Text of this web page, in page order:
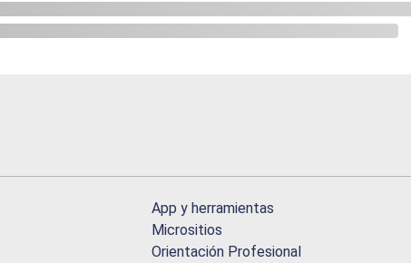
App y herramientas
Micrositios
Orientación Profesional